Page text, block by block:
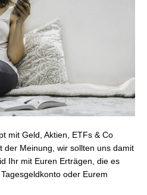
mit Geld, Aktien, ETFs & Co
der Meinung, wir sollten uns damit
Ihr mit Euren Erträgen, die es
oder Eurem